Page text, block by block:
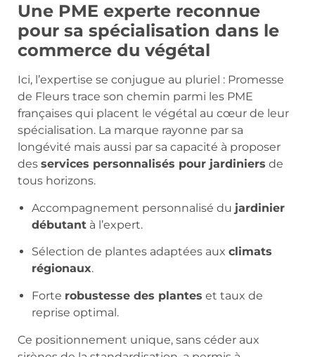
Une PME experte reconnue
pour sa spécialisation dans le
commerce du végétal
Ici, l’expertise se conjugue au pluriel : Promesse
de Fleurs trace son chemin parmi les PME
françaises qui placent le végétal au cœur de leur
spécialisation. La marque rayonne par sa
longévité mais aussi par sa capacité à proposer
des services personnalisés pour jardiniers de
tous horizons.
Accompagnement personnalisé du jardinier
débutant à l’expert.
Sélection de plantes adaptées aux climats
régionaux.
Forte robustesse des plantes et taux de
reprise optimal.
Ce positionnement unique, sans céder aux